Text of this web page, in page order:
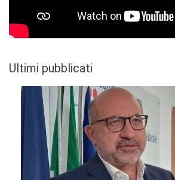
Ultimi pubblicati